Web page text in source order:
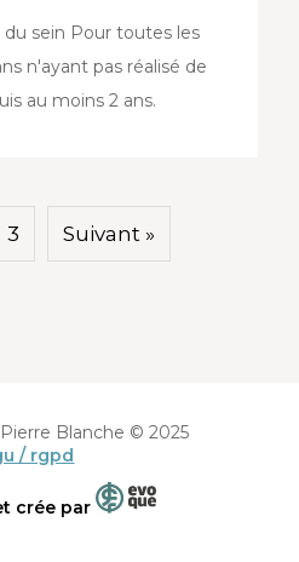
sein Pour toutes les
n'ayant pas réalisé de
au moins 2 ans.
3 Suivant »
Blanche © 2025
/ rgpd
crée par